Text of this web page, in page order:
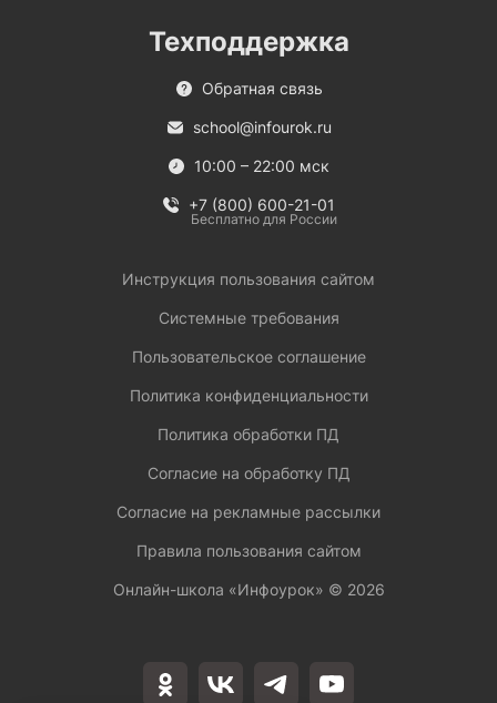
Техподдержка
Обратная связь
school@infourok.ru
10:00 – 22:00 мск
+7 (800) 600-21-01
Бесплатно для России
Инструкция пользования сайтом
Системные требования
Пользовательское соглашение
Политика конфиденциальности
Политика обработки ПД
Согласие на обработку ПД
Согласие на рекламные рассылки
Правила пользования сайтом
Онлайн-школа «Инфоурок» © 2026